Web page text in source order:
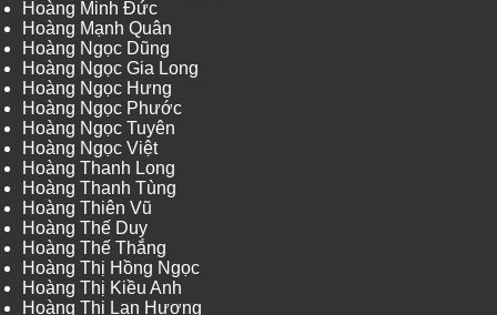
Hoàng Minh Đức
Hoàng Mạnh Quân
Hoàng Ngọc Dũng
Hoàng Ngọc Gia Long
Hoàng Ngọc Hưng
Hoàng Ngọc Phước
Hoàng Ngọc Tuyên
Hoàng Ngọc Việt
Hoàng Thanh Long
Hoàng Thanh Tùng
Hoàng Thiên Vũ
Hoàng Thế Duy
Hoàng Thế Thắng
Hoàng Thị Hồng Ngọc
Hoàng Thị Kiều Anh
Hoàng Thị Lan Hương